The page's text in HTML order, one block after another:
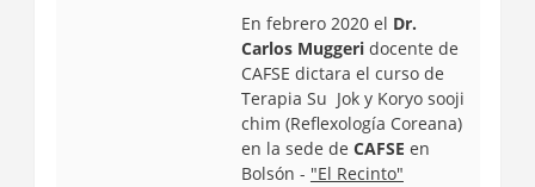
En febrero 2020 el Dr.
Carlos Muggeri docente de
CAFSE dictara el curso de
Terapia Su Jok y Koryo sooji
chim (Reflexología Coreana)
en la sede de CAFSE en
Bolsón - "El Recinto"